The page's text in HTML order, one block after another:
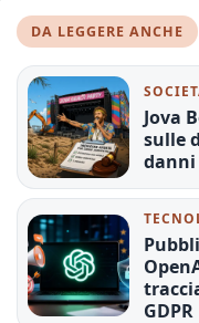
DA LEGGERE ANCHE
Jova
sulle
GDPR